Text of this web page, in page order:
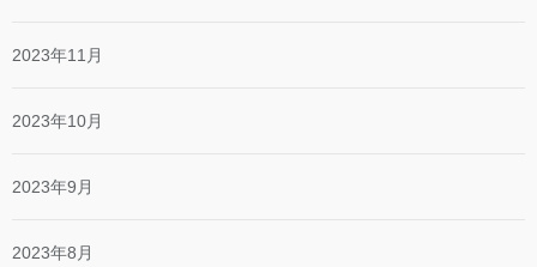
2023年11月
2023年10月
2023年9月
2023年8月